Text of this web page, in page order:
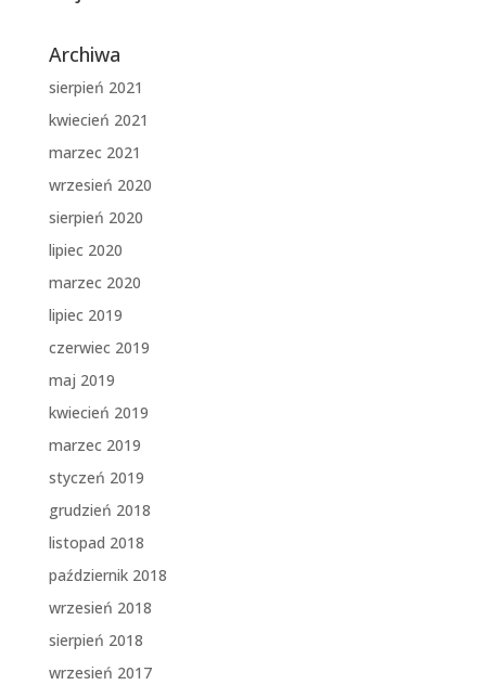
Archiwa
sierpień 2021
kwiecień 2021
marzec 2021
wrzesień 2020
sierpień 2020
lipiec 2020
marzec 2020
lipiec 2019
czerwiec 2019
maj 2019
kwiecień 2019
marzec 2019
styczeń 2019
grudzień 2018
listopad 2018
październik 2018
wrzesień 2018
sierpień 2018
wrzesień 2017